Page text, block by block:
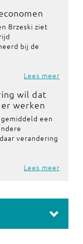
Brzeski ziet
bij de
Lees meer
wil dat
werken
een
verandering
Lees meer